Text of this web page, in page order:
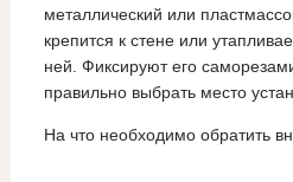
металлический или
крепится к стене или
ней. Фиксируют его
правильно выбрать место
На что необходимо обратить